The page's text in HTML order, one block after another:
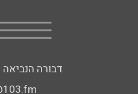
דבורה הנביאה 6, רמת השרון